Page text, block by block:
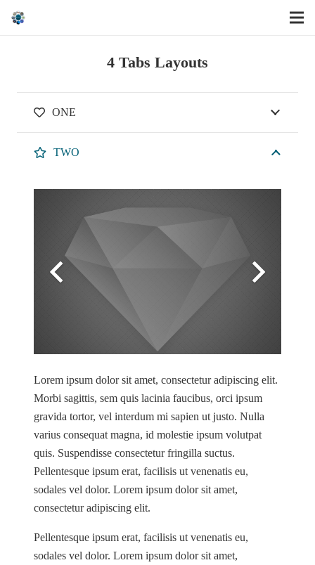
4 Tabs Layouts
ONE
TWO
Lorem ipsum dolor sit amet, consectetur adipiscing elit.
Morbi sagittis, sem quis lacinia faucibus, orci ipsum
gravida tortor, vel interdum mi sapien ut justo. Nulla
varius consequat magna, id molestie ipsum volutpat
quis. Suspendisse consectetur fringilla suctus.
Pellentesque ipsum erat, facilisis ut venenatis eu,
sodales vel dolor. Lorem ipsum dolor sit amet,
consectetur adipiscing elit.
Pellentesque ipsum erat, facilisis ut venenatis eu,
sodales vel dolor. Lorem ipsum dolor sit amet,